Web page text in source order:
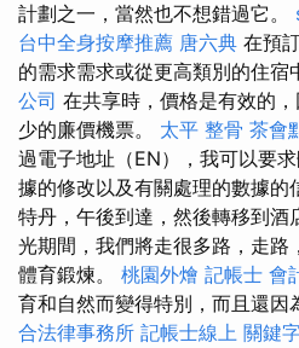
計劃之一，當然也不想錯過它。
台中全身按摩推薦 唐六典 在預
的需求需求或從更高類別的住宿
公司 在共享時，價格是有效的
少的廉價機票。 太平 整骨 茶會
過電子地址（EN），我可以要
據的修改以及有關處理的數據的
特丹，午後到達，然後轉移到酒
光期間，我們將走很多路，走路
體育鍛煉。 桃園外燴 記帳士 會
育和自然而變得特別，而且還因
合法律事務所 記帳士線上 關鍵